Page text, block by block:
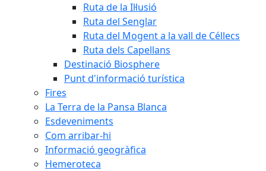
Ruta de la Il·lusió
Ruta del Senglar
Ruta del Mogent a la vall de Céllecs
Ruta dels Capellans
Destinació Biosphere
Punt d'informació turística
Fires
La Terra de la Pansa Blanca
Esdeveniments
Com arribar-hi
Informació geogràfica
Hemeroteca